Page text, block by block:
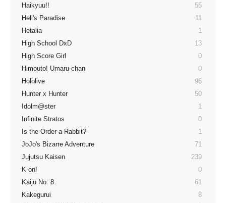
Haikyuu!!
55
Hell's Paradise
11
Hetalia
1
High School DxD
13
High Score Girl
0
Himouto! Umaru-chan
0
Hololive
96
Hunter x Hunter
50
Idolm@ster
1
Infinite Stratos
0
Is the Order a Rabbit?
1
JoJo's Bizarre Adventure
71
Jujutsu Kaisen
239
K-on!
0
Kaiju No. 8
61
Kakegurui
8